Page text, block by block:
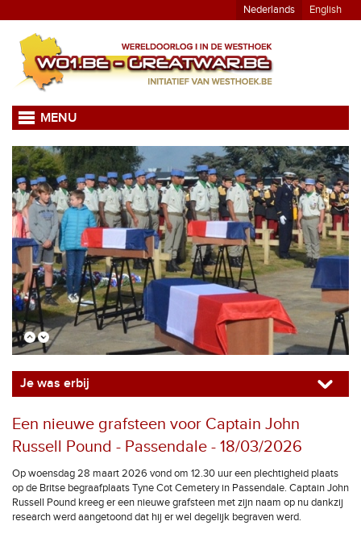
Nederlands English
MENU
Je was erbij
Een nieuwe grafsteen voor Captain John
Russell Pound - Passendale - 18/03/2026
Op woensdag 28 maart 2026 vond om 12.30 uur een plechtigheid plaats
op de Britse begraafplaats Tyne Cot Cemetery in Passendale. Captain John
Russell Pound kreeg er een nieuwe grafsteen met zijn naam op nu dankzij
research werd aangetoond dat hij er wel degelijk begraven werd.